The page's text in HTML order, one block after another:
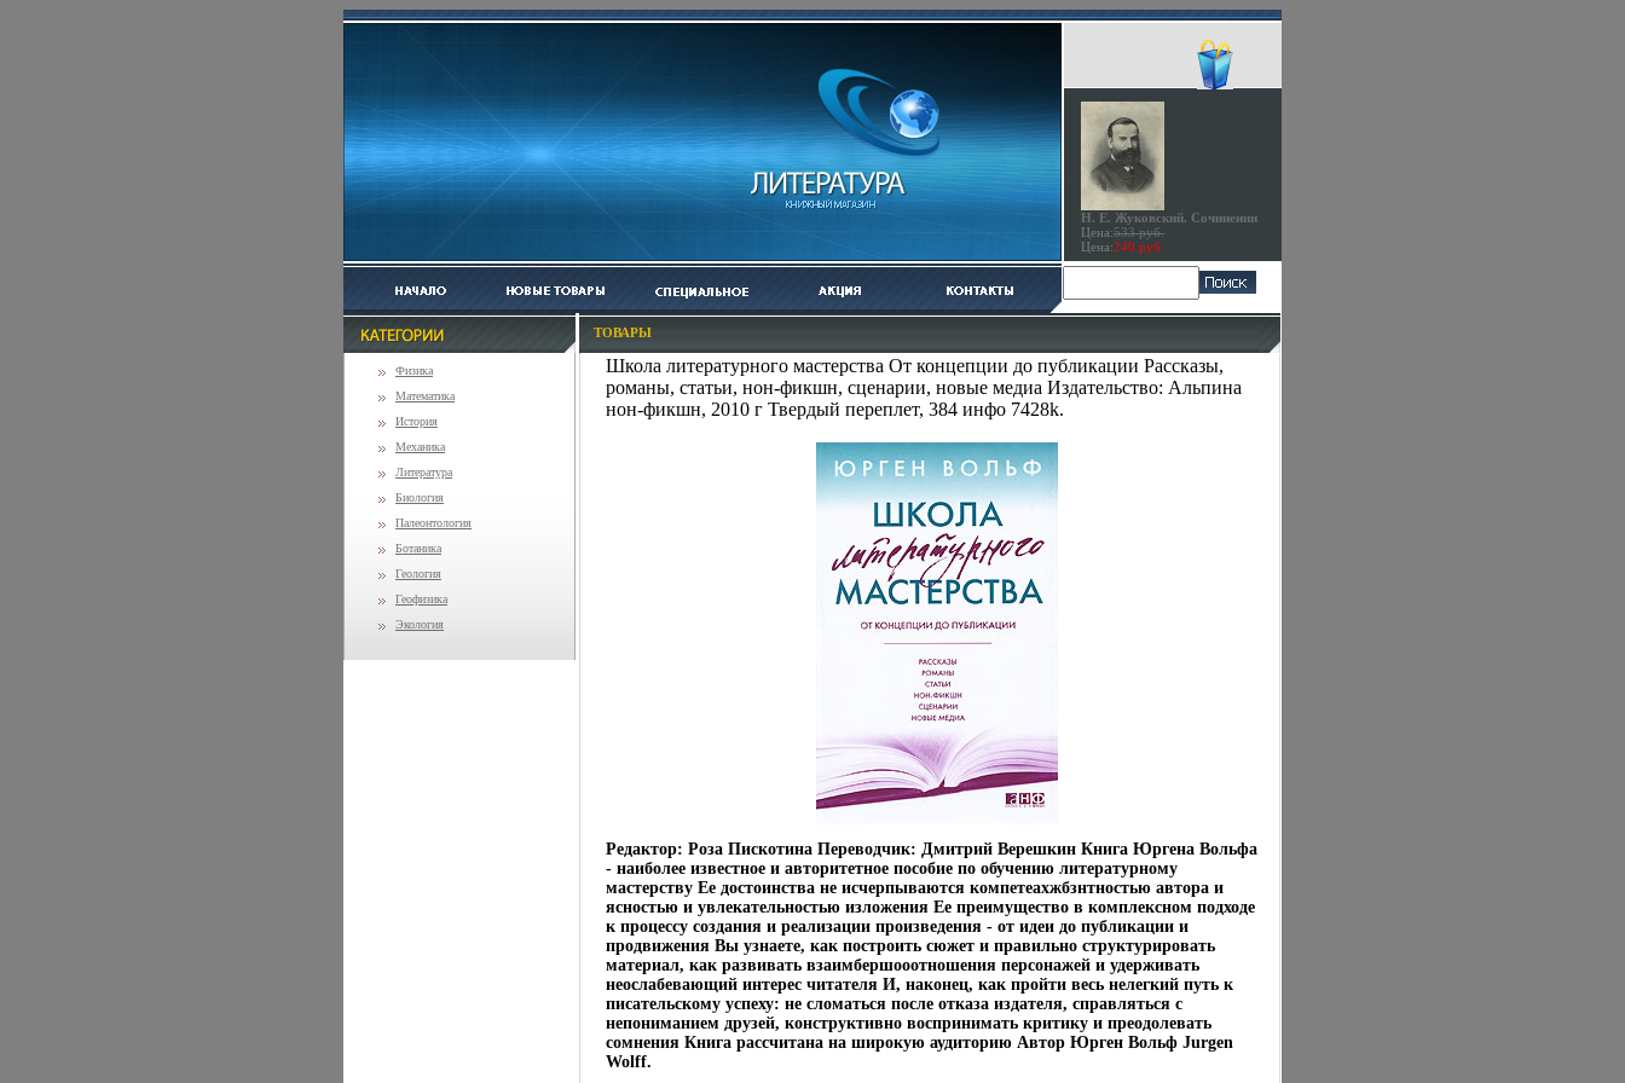
Н. Е. Жуковский. Сочинении
Цена:533 руб.
Цена:240 руб.
Физика
Математика
История
Механика
Литература
Биология
Палеонтология
Ботаника
Геология
Геофизика
Экология
ТОВАРЫ
Школа литературного мастерства От концепции до публикации Рассказы,
романы, статьи, нон-фикшн, сценарии, новые медиа Издательство: Альпина
нон-фикшн, 2010 г Твердый переплет, 384 инфо 7428k.
Редактор: Роза Пискотина Переводчик: Дмитрий Верешкин Книга Юргена Вольфа
- наиболее известное и авторитетное пособие по обучению литературному
мастерству Ее достоинства не исчерпываются компетеахжбзнтностью автора и
ясностью и увлекательностью изложения Ее преимущество в комплексном подходе
к процессу создания и реализации произведения - от идеи до публикации и
продвижения Вы узнаете, как построить сюжет и правильно структурировать
материал, как развивать взаимбершооотношения персонажей и удерживать
неослабевающий интерес читателя И, наконец, как пройти весь нелегкий путь к
писательскому успеху: не сломаться после отказа издателя, справляться с
непониманием друзей, конструктивно воспринимать критику и преодолевать
сомнения Книга рассчитана на широкую аудиторию Автор Юрген Вольф Jurgen
Wolff.